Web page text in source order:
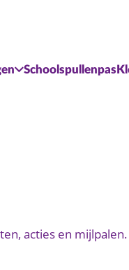
Schoolspullenpas
acties en mijlpalen.